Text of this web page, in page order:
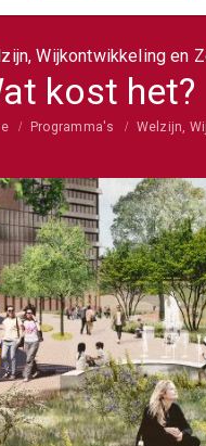
Wijkontwikkeling en
kost het?
Programma's Welzijn,